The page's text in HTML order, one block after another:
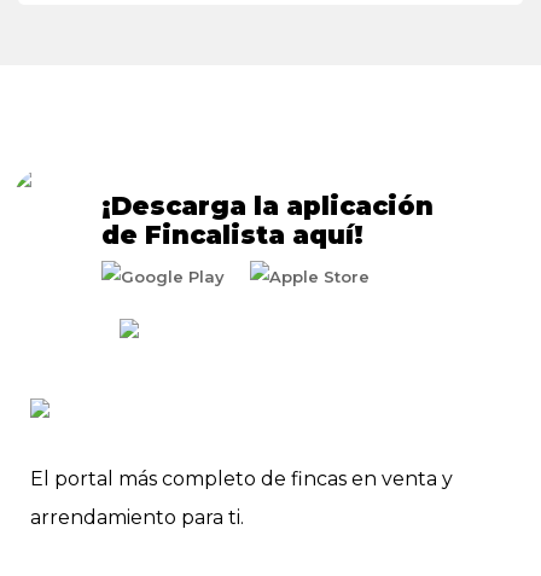
El portal más completo de fincas en venta y
arrendamiento para ti.
¡Descarga la aplicación
de Fincalista aquí!